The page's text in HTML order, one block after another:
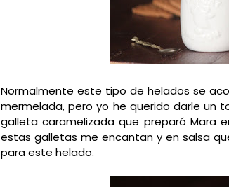
Normalmente este tipo de helados se
mermelada, pero yo he querido darle un
galleta caramelizada que preparó Mara
estas galletas me encantan y en salsa
para este helado.